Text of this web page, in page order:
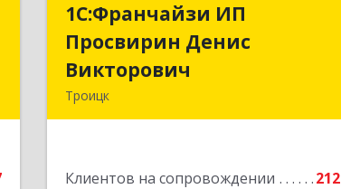
1C:Франчайзи ИП
Просвирин Денис
Викторович
Троицк
Клиентов на сопровождении
212
1C:Франчайзи ИП
Просвирин Денис